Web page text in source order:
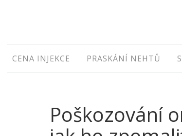
CENA INJEKCE PRASKÁNÍ NEHTŮ
Poškozování